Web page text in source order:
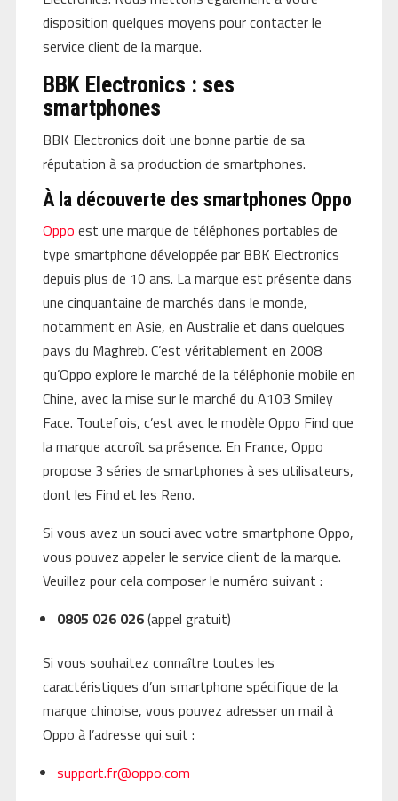
disposition quelques moyens pour contacter le
service client de la marque.
BBK Electronics : ses
smartphones
BBK Electronics doit une bonne partie de sa
réputation à sa production de smartphones.
À la découverte des smartphones Oppo
Oppo est une marque de téléphones portables de
type smartphone développée par BBK Electronics
depuis plus de 10 ans. La marque est présente dans
une cinquantaine de marchés dans le monde,
notamment en Asie, en Australie et dans quelques
pays du Maghreb. C’est véritablement en 2008
qu’Oppo explore le marché de la téléphonie mobile en
Chine, avec la mise sur le marché du A103 Smiley
Face. Toutefois, c’est avec le modèle Oppo Find que
la marque accroît sa présence. En France, Oppo
propose 3 séries de smartphones à ses utilisateurs,
dont les Find et les Reno.
Si vous avez un souci avec votre smartphone Oppo,
vous pouvez appeler le service client de la marque.
Veuillez pour cela composer le numéro suivant :
0805 026 026(appel gratuit)
Si vous souhaitez connaître toutes les
caractéristiques d’un smartphone spécifique de la
marque chinoise, vous pouvez adresser un mail à
Oppo à l’adresse qui suit :
support.fr@oppo.com